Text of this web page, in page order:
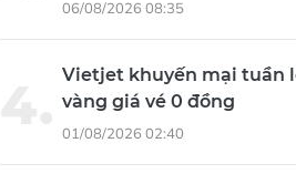
06/08/2026 08:35
Vietjet khuyến mại tuần
vàng giá vé 0 đồng
01/08/2026 02:40